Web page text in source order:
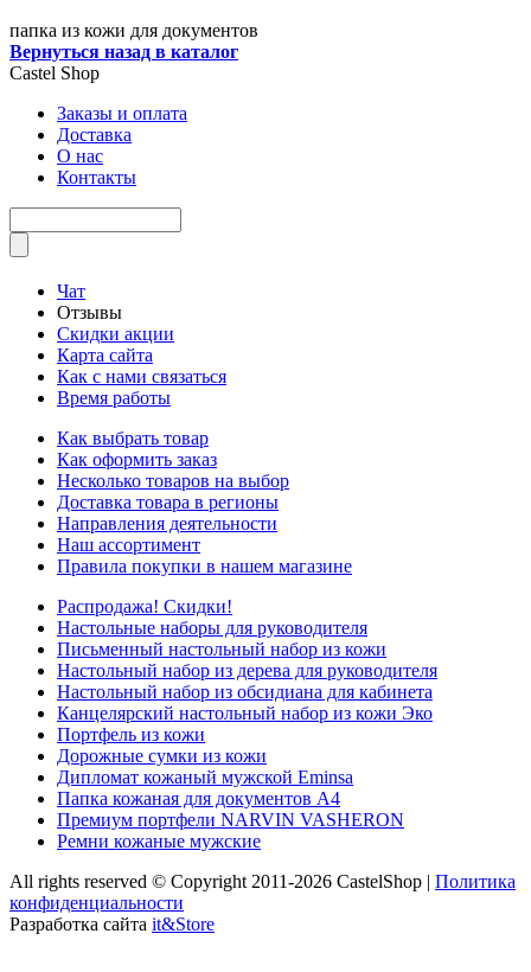
папка из кожи для документов
Вернуться назад в каталог
Castel Shop
Заказы и оплата
Доставка
О нас
Контакты
Чат
Отзывы
Скидки акции
Карта сайта
Как с нами связаться
Время работы
Как выбрать товар
Как оформить заказ
Несколько товаров на выбор
Доставка товара в регионы
Направления деятельности
Наш ассортимент
Правила покупки в нашем магазине
Распродажа! Скидки!
Настольные наборы для руководителя
Письменный настольный набор из кожи
Настольный набор из дерева для руководителя
Настольный набор из обсидиана для кабинета
Канцелярский настольный набор из кожи Эко
Портфель из кожи
Дорожные сумки из кожи
Дипломат кожаный мужской Eminsa
Папка кожаная для документов А4
Премиум портфели NARVIN VASHERON
Ремни кожаные мужские
All rights reserved © Copyright 2011-2026 CastelShop | Политика
конфиденциальности
Разработка сайта it&Store